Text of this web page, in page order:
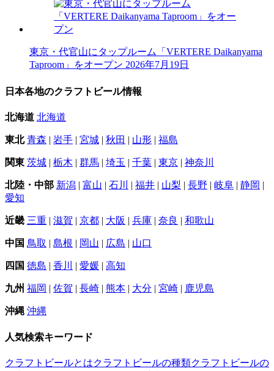
東京・代官山にタップルーム「VERTERE Daikanyama
Taproom」をオープン 2026年7月19日
日本各地のクラフトビール情報
北海道 北海道
東北 青森 | 岩手 | 宮城 | 秋田 | 山形 | 福島
関東 茨城 | 栃木 | 群馬 | 埼玉 | 千葉 | 東京 | 神奈川
北陸・中部 新潟 | 富山 | 石川 | 福井 | 山梨 | 長野 | 岐阜 | 静岡 |
愛知
近畿 三重 | 滋賀 | 京都 | 大阪 | 兵庫 | 奈良 | 和歌山
中国 鳥取 | 島根 | 岡山 | 広島 | 山口
四国 徳島 | 香川 | 愛媛 | 高知
九州 福岡 | 佐賀 | 長崎 | 熊本 | 大分 | 宮崎 | 鹿児島
沖縄 沖縄
人気検索キーワード
クラフトビールとはクラフトビールの種類クラフトビールの